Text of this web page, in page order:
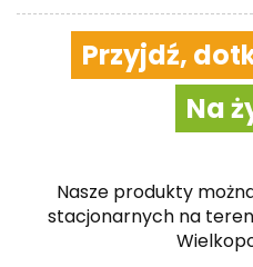
Przyjdź,
Na
Nasze produkty
stacjonarnych na